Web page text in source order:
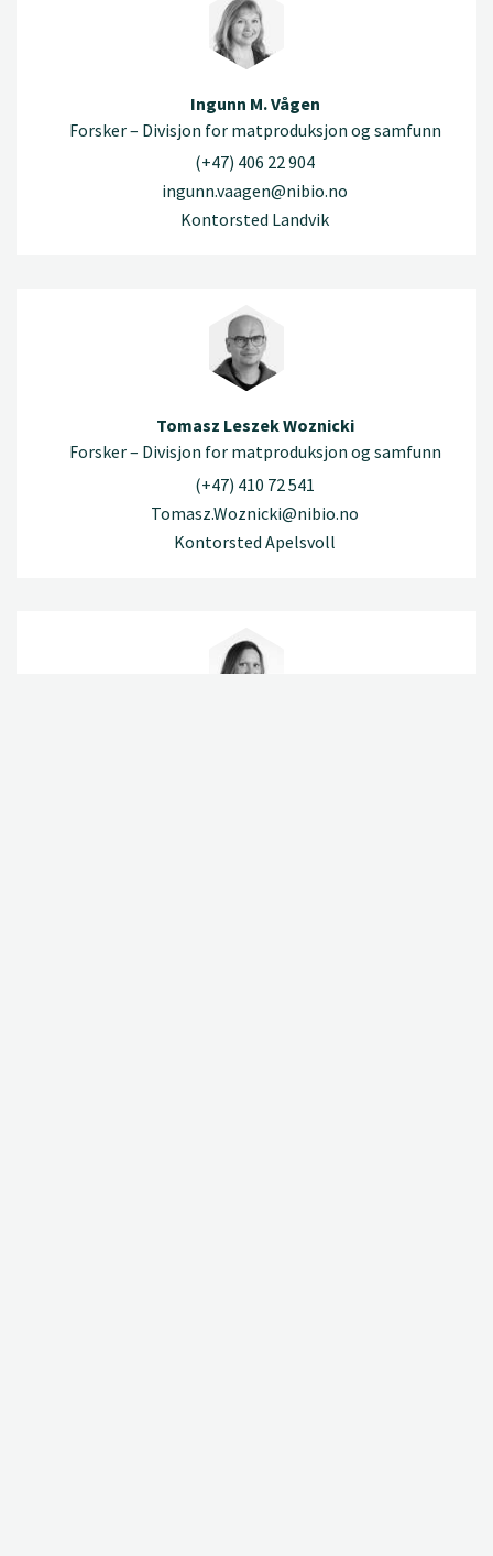
Ingunn M. Vågen
Forsker – Divisjon for matproduksjon og samfunn
(+47) 406 22 904
ingunn.vaagen@nibio.no
Kontorsted Landvik
Tomasz Leszek Woznicki
Forsker – Divisjon for matproduksjon og samfunn
(+47) 410 72 541
Tomasz.Woznicki@nibio.no
Kontorsted Apelsvoll